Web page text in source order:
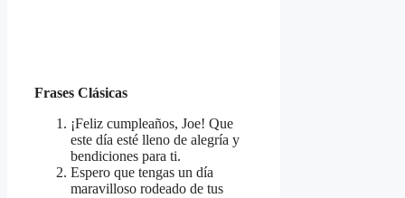
Frases Clásicas
¡Feliz cumpleaños, Joe! Que
este día esté lleno de alegría y
bendiciones para ti.
Espero que tengas un día
maravilloso rodeado de tus